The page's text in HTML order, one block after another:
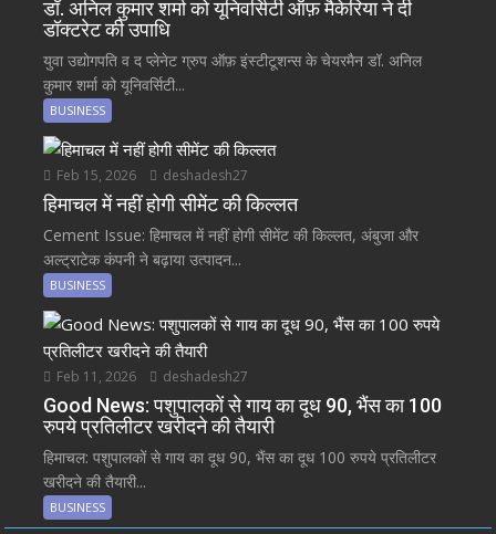
डॉ. अनिल कुमार शर्मा को यूनिवर्सिटी ऑफ़ मैकेरिया ने दी
डॉक्टरेट की उपाधि
युवा उद्योगपति व द प्लेनेट ग्रुप ऑफ़ इंस्टीटूशन्स के चेयरमैन डॉ. अनिल
कुमार शर्मा को यूनिवर्सिटी...
BUSINESS
Feb 15, 2026 deshadesh27
हिमाचल में नहीं होगी सीमेंट की किल्लत
Cement Issue: हिमाचल में नहीं होगी सीमेंट की किल्लत, अंबुजा और
अल्ट्राटेक कंपनी ने बढ़ाया उत्पादन...
BUSINESS
Feb 11, 2026 deshadesh27
Good News: पशुपालकों से गाय का दूध 90, भैंस का 100
रुपये प्रतिलीटर खरीदने की तैयारी
हिमाचल: पशुपालकों से गाय का दूध 90, भैंस का दूध 100 रुपये प्रतिलीटर
खरीदने की तैयारी...
BUSINESS